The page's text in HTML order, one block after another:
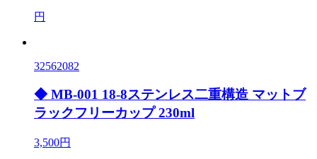
円
32562082
◆ MB-001 18-8ステンレス二重構造 マットブ
ラックフリーカップ 230ml
3,500円